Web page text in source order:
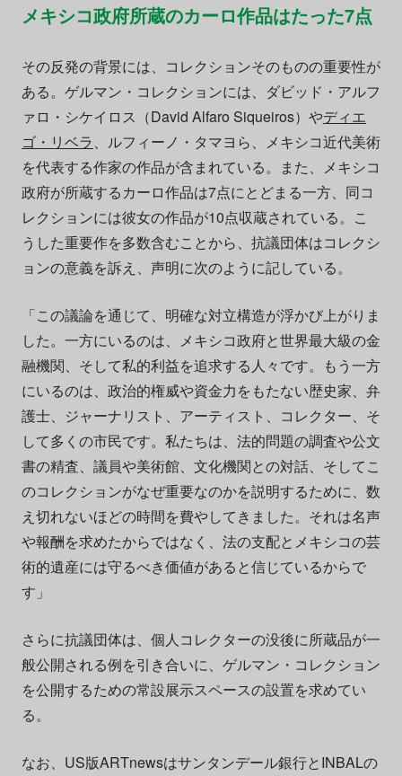
メキシコ政府所蔵のカーロ作品はたった7点
その反発の背景には、コレクションそのものの重要性が
ある。ゲルマン・コレクションには、ダビッド・アルフ
ァロ・シケイロス（David Alfaro Siqueiros）やディエ
ゴ・リベラ、ルフィーノ・タマヨら、メキシコ近代美術
を代表する作家の作品が含まれている。また、メキシコ
政府が所蔵するカーロ作品は7点にとどまる一方、同コ
レクションには彼女の作品が10点収蔵されている。こ
うした重要作を多数含むことから、抗議団体はコレクシ
ョンの意義を訴え、声明に次のように記している。
「この議論を通じて、明確な対立構造が浮かび上がりま
した。一方にいるのは、メキシコ政府と世界最大級の金
融機関、そして私的利益を追求する人々です。もう一方
にいるのは、政治的権威や資金力をもたない歴史家、弁
護士、ジャーナリスト、アーティスト、コレクター、そ
して多くの市民です。私たちは、法的問題の調査や公文
書の精査、議員や美術館、文化機関との対話、そしてこ
のコレクションがなぜ重要なのかを説明するために、数
え切れないほどの時間を費やしてきました。それは名声
や報酬を求めたからではなく、法の支配とメキシコの芸
術的遺産には守るべき価値があると信じているからで
す」
さらに抗議団体は、個人コレクターの没後に所蔵品が一
般公開される例を引き合いに、ゲルマン・コレクション
を公開するための常設展示スペースの設置を求めてい
る。
なお、US版ARTnewsはサンタンデール銀行とINBALの